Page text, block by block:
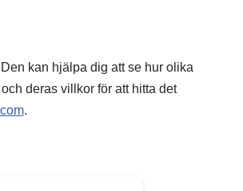
kan hjälpa dig att se hur olika
deras villkor för att hitta det
.